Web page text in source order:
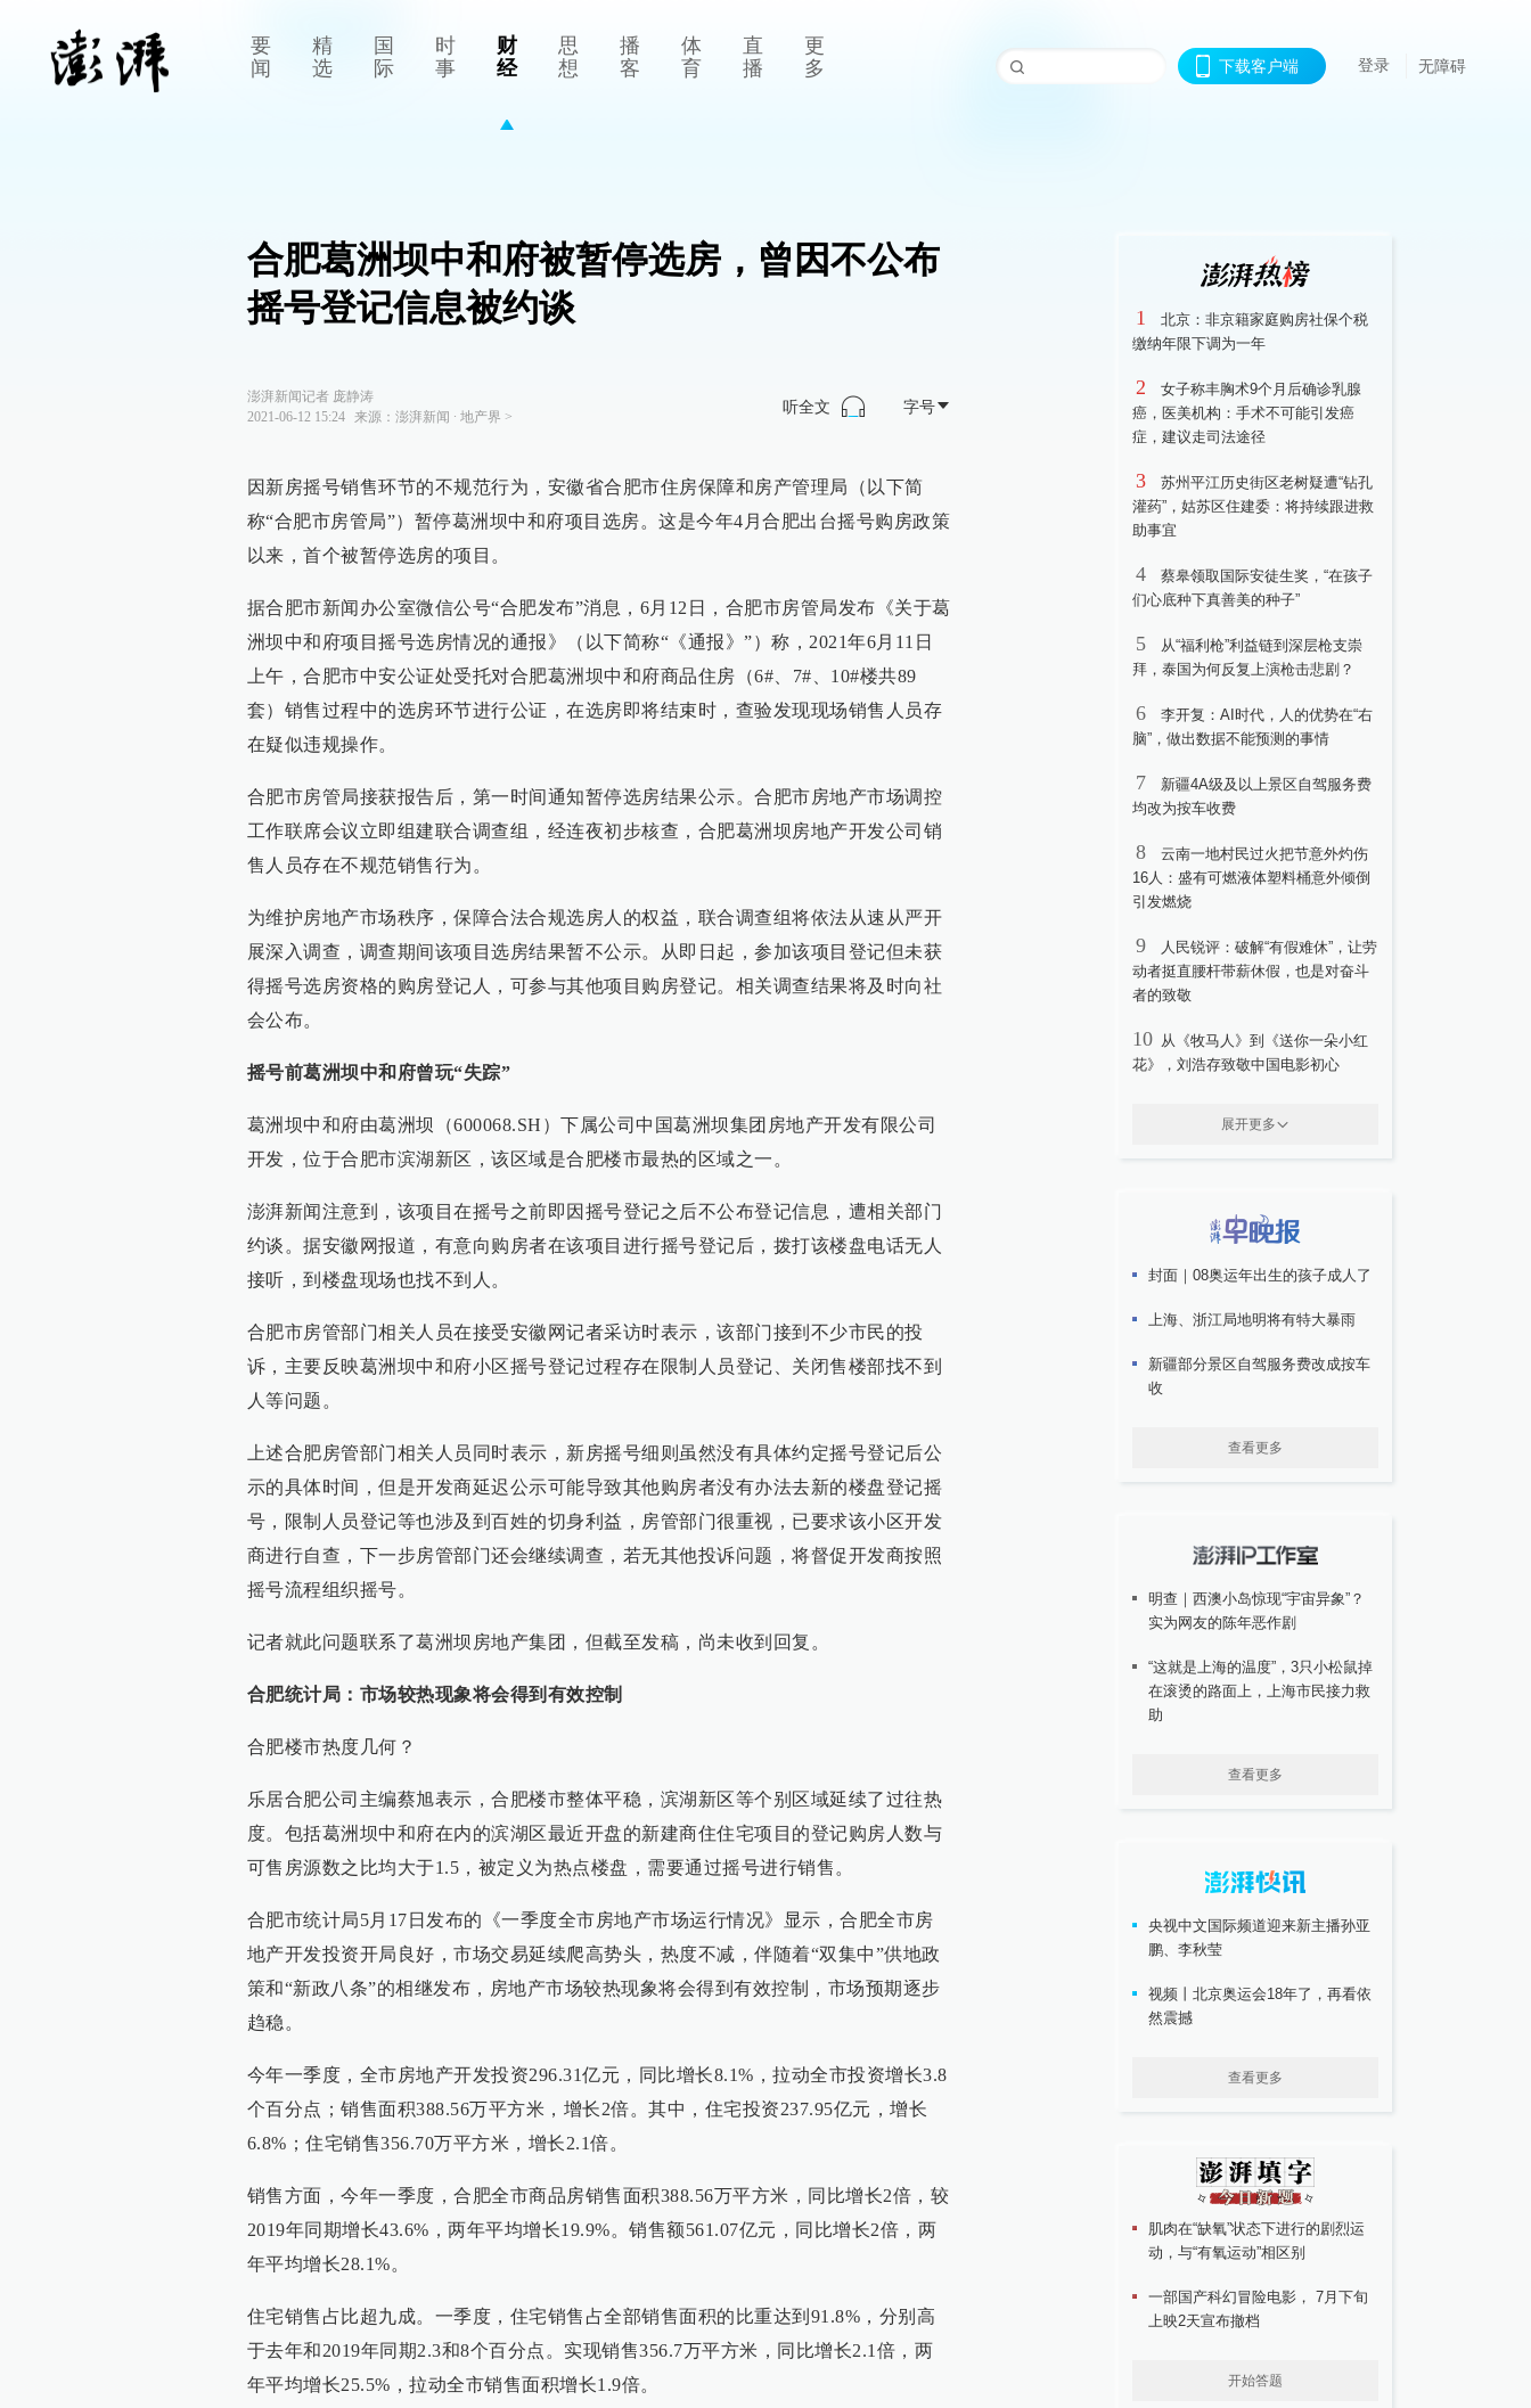
要
闻
精
选
国
际
时
事
财
经
思
想
播
客
体
育
直
播
更
多
下载客户端 登录 无障碍
合肥葛洲坝中和府被暂停选房，曾因不公布
摇号登记信息被约谈
澎湃新闻记者 庞静涛
2021-06-12 15:24
来源： 澎湃新闻 ∙ 地产界 >
听全文 字号
因新房摇号销售环节的不规范行为，安徽省合肥市住房保障和房产管理局（以下简
称“合肥市房管局”）暂停葛洲坝中和府项目选房。这是今年4月合肥出台摇号购房政策
以来，首个被暂停选房的项目。
据合肥市新闻办公室微信公号“合肥发布”消息，6月12日，合肥市房管局发布《关于葛
洲坝中和府项目摇号选房情况的通报》（以下简称“《通报》”）称，2021年6月11日
上午，合肥市中安公证处受托对合肥葛洲坝中和府商品住房（6#、7#、10#楼共89
套）销售过程中的选房环节进行公证，在选房即将结束时，查验发现现场销售人员存
在疑似违规操作。
合肥市房管局接获报告后，第一时间通知暂停选房结果公示。合肥市房地产市场调控
工作联席会议立即组建联合调查组，经连夜初步核查，合肥葛洲坝房地产开发公司销
售人员存在不规范销售行为。
为维护房地产市场秩序，保障合法合规选房人的权益，联合调查组将依法从速从严开
展深入调查，调查期间该项目选房结果暂不公示。从即日起，参加该项目登记但未获
得摇号选房资格的购房登记人，可参与其他项目购房登记。相关调查结果将及时向社
会公布。
摇号前葛洲坝中和府曾玩“失踪”
葛洲坝中和府由葛洲坝（600068.SH）下属公司中国葛洲坝集团房地产开发有限公司
开发，位于合肥市滨湖新区，该区域是合肥楼市最热的区域之一。
澎湃新闻注意到，该项目在摇号之前即因摇号登记之后不公布登记信息，遭相关部门
约谈。据安徽网报道，有意向购房者在该项目进行摇号登记后，拨打该楼盘电话无人
接听，到楼盘现场也找不到人。
合肥市房管部门相关人员在接受安徽网记者采访时表示，该部门接到不少市民的投
诉，主要反映葛洲坝中和府小区摇号登记过程存在限制人员登记、关闭售楼部找不到
人等问题。
上述合肥房管部门相关人员同时表示，新房摇号细则虽然没有具体约定摇号登记后公
示的具体时间，但是开发商延迟公示可能导致其他购房者没有办法去新的楼盘登记摇
号，限制人员登记等也涉及到百姓的切身利益，房管部门很重视，已要求该小区开发
商进行自查，下一步房管部门还会继续调查，若无其他投诉问题，将督促开发商按照
摇号流程组织摇号。
记者就此问题联系了葛洲坝房地产集团，但截至发稿，尚未收到回复。
合肥统计局：市场较热现象将会得到有效控制
合肥楼市热度几何？
乐居合肥公司主编蔡旭表示，合肥楼市整体平稳，滨湖新区等个别区域延续了过往热
度。包括葛洲坝中和府在内的滨湖区最近开盘的新建商住住宅项目的登记购房人数与
可售房源数之比均大于1.5，被定义为热点楼盘，需要通过摇号进行销售。
合肥市统计局5月17日发布的《一季度全市房地产市场运行情况》显示，合肥全市房
地产开发投资开局良好，市场交易延续爬高势头，热度不减，伴随着“双集中”供地政
策和“新政八条”的相继发布，房地产市场较热现象将会得到有效控制，市场预期逐步
趋稳。
今年一季度，全市房地产开发投资296.31亿元，同比增长8.1%，拉动全市投资增长3.8
个百分点；销售面积388.56万平方米，增长2倍。其中，住宅投资237.95亿元，增长
6.8%；住宅销售356.70万平方米，增长2.1倍。
销售方面，今年一季度，合肥全市商品房销售面积388.56万平方米，同比增长2倍，较
2019年同期增长43.6%，两年平均增长19.9%。销售额561.07亿元，同比增长2倍，两
年平均增长28.1%。
住宅销售占比超九成。一季度，住宅销售占全部销售面积的比重达到91.8%，分别高
于去年和2019年同期2.3和8个百分点。实现销售356.7万平方米，同比增长2.1倍，两
年平均增长25.5%，拉动全市销售面积增长1.9倍。
1
北京：非京籍家庭购房社保个税
缴纳年限下调为一年
2
女子称丰胸术9个月后确诊乳腺
癌，医美机构：手术不可能引发癌
症，建议走司法途径
3
苏州平江历史街区老树疑遭“钻孔
灌药”，姑苏区住建委：将持续跟进救
助事宜
4
蔡皋领取国际安徒生奖，“在孩子
们心底种下真善美的种子”
5
从“福利枪”利益链到深层枪支崇
拜，泰国为何反复上演枪击悲剧？
6
李开复：AI时代，人的优势在“右
脑”，做出数据不能预测的事情
7
新疆4A级及以上景区自驾服务费
均改为按车收费
8
云南一地村民过火把节意外灼伤
16人：盛有可燃液体塑料桶意外倾倒
引发燃烧
9
人民锐评：破解“有假难休”，让劳
动者挺直腰杆带薪休假，也是对奋斗
者的致敬
10 从《牧马人》到《送你一朵小红
花》，刘浩存致敬中国电影初心
展开更多
封面｜08奥运年出生的孩子成人了
上海、浙江局地明将有特大暴雨
新疆部分景区自驾服务费改成按车
收
查看更多
明查｜西澳小岛惊现“宇宙异象”？
实为网友的陈年恶作剧
“这就是上海的温度”，3只小松鼠掉
在滚烫的路面上，上海市民接力救
助
查看更多
央视中文国际频道迎来新主播孙亚
鹏、李秋莹
视频丨北京奥运会18年了，再看依
然震撼
查看更多
肌肉在“缺氧”状态下进行的剧烈运
动，与“有氧运动”相区别
一部国产科幻冒险电影， 7月下旬
上映2天宣布撤档
开始答题